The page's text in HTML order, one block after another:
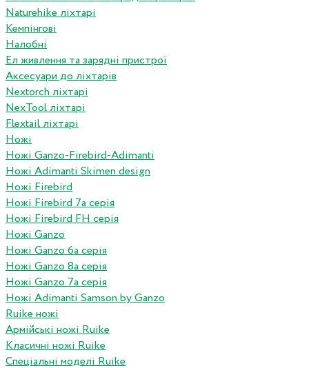
Naturehike ліхтарі
Кемпінгові
Налобні
Ел живлення та зарядні пристрої
Аксесуари до ліхтарів
Nextorch ліхтарі
NexTool ліхтарі
Flextail ліхтарі
Ножі
Ножі Ganzo-Firebird-Adimanti
Ножі Adimanti Skimen design
Ножі Firebird
Ножі Firebird 7а серія
Ножі Firebird FH серія
Ножі Ganzo
Ножі Ganzo 6а серія
Ножі Ganzo 8а серія
Ножі Ganzo 7а серія
Ножі Adimanti Samson by Ganzo
Ruike ножі
Армійські ножі Ruike
Класичні ножі Ruike
Спеціальні моделі Ruike